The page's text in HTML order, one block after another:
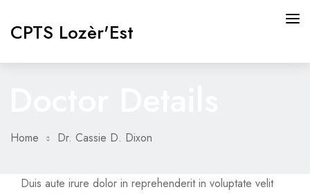
CPTS Lozèr'Est
RESSOURCES
Home Dr. Cassie D. Dixon
Duis aute irure dolor in reprehenderit in voluptate velit